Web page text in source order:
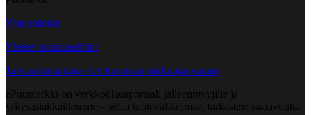
Yhteystiedot
Yleiset toimitusehdot
Tavarantoimittaja - tee kuorman purkuajanvaraus
ePuumerkki on verkkotilausportaali jälleenmyyjille ja
yritysasiakkaillemme – selaa tuotevalikoimaa, tarkastele saatavuutta